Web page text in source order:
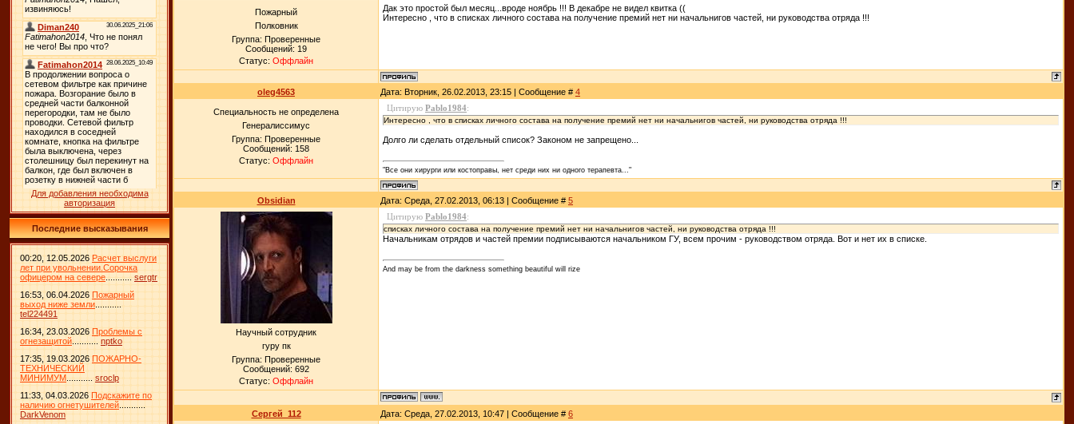
Для добавления необходима
авторизация
Последние высказывания
00:20, 12.05.2026 Расчет выслуги
лет при увольнении.Сорочка
офицером на севере
sergtr
16:53, 06.04.2026 Пожарный
выход ниже земли
tel224491
16:34, 23.03.2026 Проблемы с
огнезащитой
nptko
17:35, 19.03.2026 ПОЖАРНО-
ТЕХНИЧЕСКИЙ
МИНИМУМ
sroclp
11:33, 04.03.2026 Подскажите по
наличию огнетушителей
DarkVenom
Пожарный
Полковник
Группа: Проверенные
Сообщений: 19
Статус: Оффлайн
Дак это простой был месяц...вроде ноябрь !!! В декабре не видел квитка ((
Интересно , что в списках личного состава на получение премий нет ни начальнигов частей, ни руководства отряда !!!
oleg4563 Дата: Вторник, 26.02.2013, 23:15 | Сообщение # 4
Специальность не определена
Генералиссимус
Группа: Проверенные
Сообщений: 158
Статус: Оффлайн
Цитирую Pablo1984:
Интересно , что в списках личного состава на получение премий нет ни начальнигов частей, ни руководства отряда !!!
Долго ли сделать отдельный список? Законом не запрещено...
"Все они хирурги или костоправы, нет среди них ни одного терапевта..."
Obsidian Дата: Среда, 27.02.2013, 06:13 | Сообщение # 5
Научный сотрудник
гуру пк
Группа: Проверенные
Сообщений: 692
Статус: Оффлайн
Цитирую Pablo1984:
списках личного состава на получение премий нет ни начальнигов частей, ни руководства отряда !!!
Начальникам отрядов и частей премии подписываются начальником ГУ, всем прочим - руководством отряда. Вот и нет их в списке.
And may be from the darkness something beautiful will rize
Сергей_112 Дата: Среда, 27.02.2013, 10:47 | Сообщение # 6